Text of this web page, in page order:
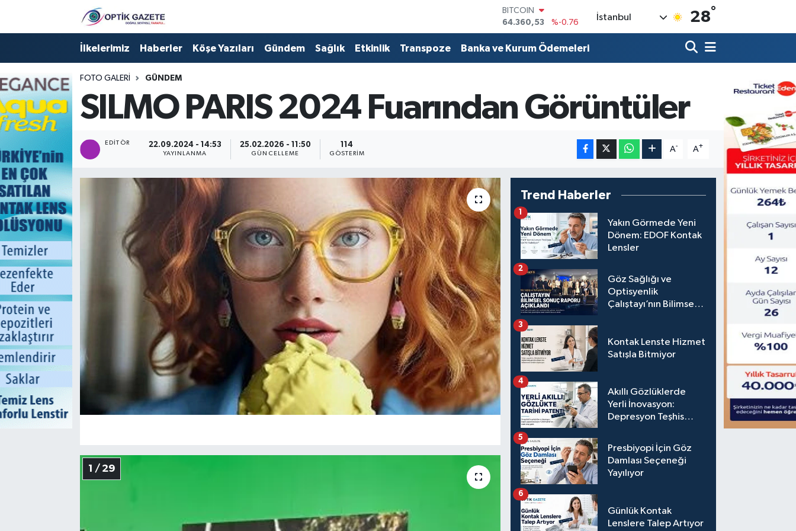
DOLAR
47,7069
%0.17
EURO
55,0265
%0.01
6574.81
%1.44
BİST100
13.887
%64
%-0.76
İstanbul 28°
İlkelerimiz Haberler Köşe Yazıları Gündem Sağlık Etkinlik Transpoze Banka ve Kurum Ödemeleri
FOTO GALERI GÜNDEM
SILMO PARIS 2024 Fuarından Görüntüler
EDITÖR 22.09.2024 - 14:53
YAYINLANMA
25.02.2026 - 11:50
GÜNCELLEME
114
GÖSTERIM
A- A+
1 / 29
Trend Haberler
Yakın Görmede Yeni
Dönem: EDOF Kontak
Lensler
1
Göz Sağlığı ve
Optisyenlik
Çalıştayı’nın Bilimsel
2
Kontak Lenste Hizmet
Satışla Bitmiyor
3
Akıllı Gözlüklerde
Yerli İnovasyon:
Depresyon Teşhis
Türkpatent Onayı
4
Presbiyopi İçin Göz
Damlası Seçeneği
Yayılıyor
5
Günlük Kontak
Lenslere Talep Artıyor
6
Nöbetçi Eczaneler
Hava Durumu
İstanbul Namaz Vakitleri
Süper Lig Puan Durumu ve Fikstür
Tüm Manşetler
Son Dakika Haberleri
Haber Arşivi